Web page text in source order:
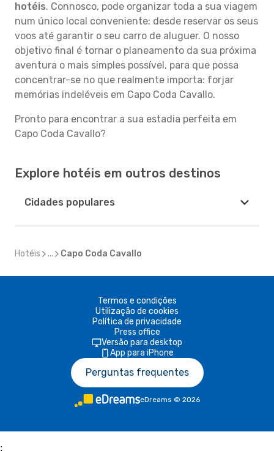
hotéis. Connosco, pode organizar toda a sua viagem
num único local conveniente: desde reservar os seus
voos até garantir o seu carro de aluguer. O nosso
objetivo final é tornar o planeamento da sua próxima
aventura o mais simples possível, para que possa
concentrar-se no que realmente importa: forjar
memórias indeléveis em Capo Coda Cavallo.
Pronto para encontrar a sua estadia perfeita em
Capo Coda Cavallo?
Explore hotéis em outros destinos
Cidades populares
Hotéis ... Capo Coda Cavallo
Termos e condições
Utilização de cookies
Política de privacidade
Press office
Versão para desktop
App para iPhone
Perguntas frequentes
eDreams © 2026
;